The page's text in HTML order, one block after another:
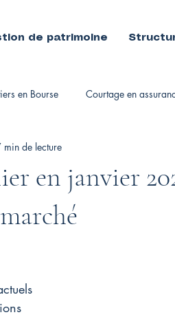
de patrimoine
en Bourse Courtage en
en janvier
min de lecture